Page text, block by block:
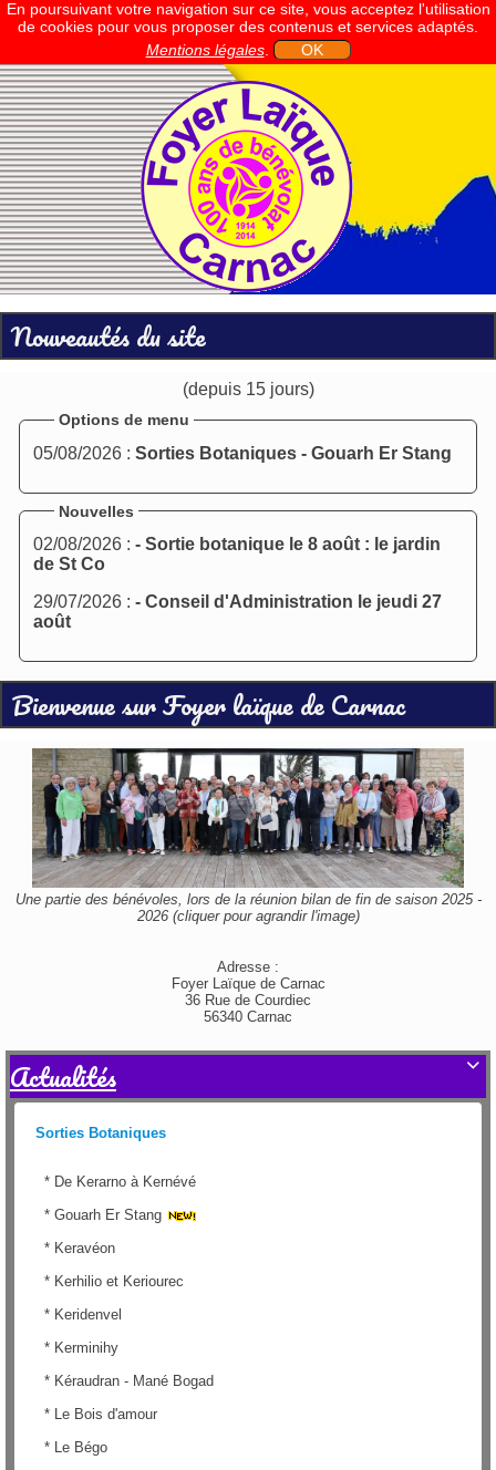
En poursuivant votre navigation sur ce site, vous acceptez l'utilisation
de cookies pour vous proposer des contenus et services adaptés.
Mentions légales. OK
Nouveautés du site
(depuis 15 jours)
Options de menu
05/08/2026 : Sorties Botaniques - Gouarh Er Stang
Nouvelles
02/08/2026 : - Sortie botanique le 8 août : le jardin
de St Co
29/07/2026 : - Conseil d'Administration le jeudi 27
août
Bienvenue sur Foyer laïque de Carnac
Une partie des bénévoles, lors de la réunion bilan de fin de saison 2025 -
2026 (cliquer pour agrandir l'image)
Adresse :
Foyer Laïque de Carnac
36 Rue de Courdiec
56340 Carnac

Actualités
Sorties Botaniques
* De Kerarno à Kernévé
* Gouarh Er Stang
* Keravéon
* Kerhilio et Keriourec
* Keridenvel
* Kerminihy
* Kéraudran - Mané Bogad
* Le Bois d'amour
* Le Bégo